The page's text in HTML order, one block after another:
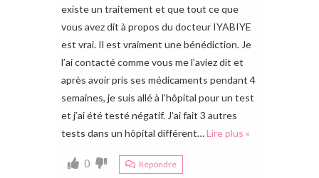
existe un traitement et que tout ce que
vous avez dit à propos du docteur IYABIYE
est vrai. Il est vraiment une bénédiction. Je
l’ai contacté comme vous me l’aviez dit et
après avoir pris ses médicaments pendant 4
semaines, je suis allé à l’hôpital pour un test
et j’ai été testé négatif. J’ai fait 3 autres
tests dans un hôpital différent…Lire plus »
0 Répondre